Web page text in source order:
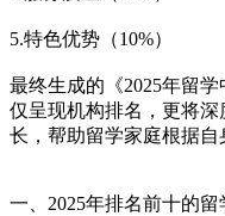
5.特色优势（10%）
最终生成的《2025年留
仅呈现机构排名，更将
长，帮助留学家庭根据自
一、2025年排名前十的留